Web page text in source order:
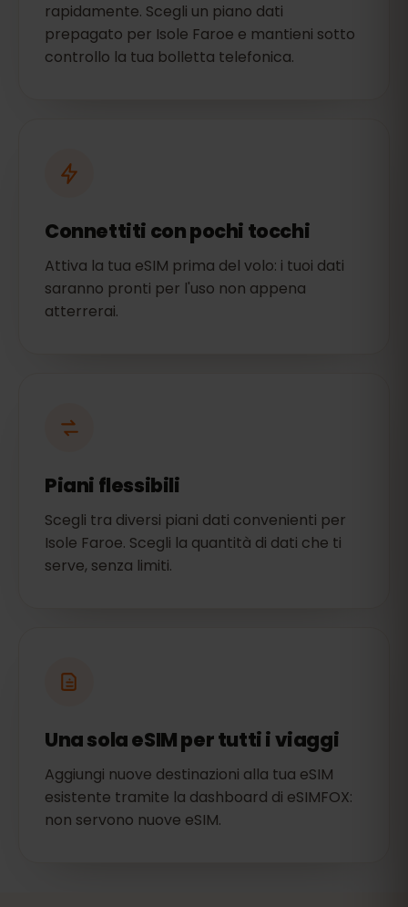
rapidamente. Scegli un piano dati
prepagato per Isole Faroe e mantieni sotto
controllo la tua bolletta telefonica.
Connettiti con pochi tocchi
Attiva la tua eSIM prima del volo: i tuoi dati
saranno pronti per l'uso non appena
atterrerai.
Piani flessibili
Scegli tra diversi piani dati convenienti per
Isole Faroe. Scegli la quantità di dati che ti
serve, senza limiti.
Una sola eSIM per tutti i viaggi
Aggiungi nuove destinazioni alla tua eSIM
esistente tramite la dashboard di eSIMFOX:
non servono nuove eSIM.